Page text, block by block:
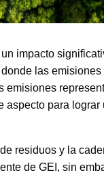
impacto
las
para
residuos y la
de GEI, sin